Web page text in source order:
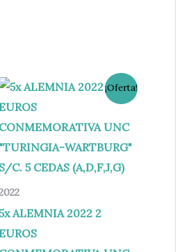
¡Oferta!
ALEMNIA 2022 2
EUROS
El
precio
era:
22,00 €.
El
precio
es:
19,00 €.